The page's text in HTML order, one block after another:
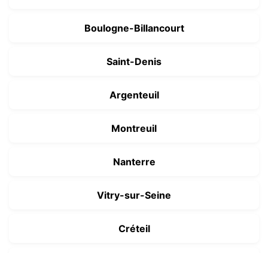
Boulogne-Billancourt
Saint-Denis
Argenteuil
Montreuil
Nanterre
Vitry-sur-Seine
Créteil